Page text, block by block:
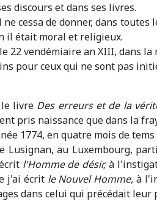
discours et dans ses livres.
cessa de donner, dans
il était moral et religieux.
22 vendémiaire an XIII, dans
pour ceux qui ne sont pas
livre Des erreurs et de la
pris naissance que dans la
1774, en quatre mois de
Lusignan, au Luxembourg,
l'Homme de désir,à
j'ai écrit le Nouvel Homme, à
dans celui qui précédait leur